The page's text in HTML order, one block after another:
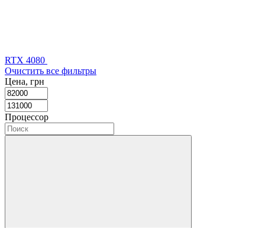
RTX 4080
Очистить все фильтры
Цена, грн
Процессор